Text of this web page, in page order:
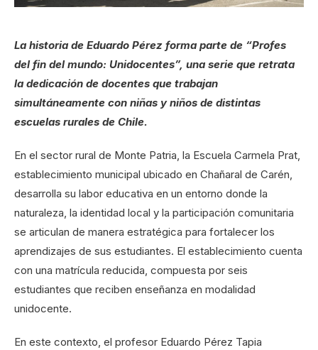
La historia de Eduardo Pérez forma parte de “Profes
del fin del mundo: Unidocentes”, una serie que retrata
la dedicación de docentes que trabajan
simultáneamente con niñas y niños de distintas
escuelas rurales de Chile.
En el sector rural de Monte Patria, la Escuela Carmela Prat,
establecimiento municipal ubicado en Chañaral de Carén,
desarrolla su labor educativa en un entorno donde la
naturaleza, la identidad local y la participación comunitaria
se articulan de manera estratégica para fortalecer los
aprendizajes de sus estudiantes. El establecimiento cuenta
con una matrícula reducida, compuesta por seis
estudiantes que reciben enseñanza en modalidad
unidocente.
En este contexto, el profesor Eduardo Pérez Tapia